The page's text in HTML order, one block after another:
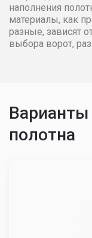
наполнения
материалы, как
разные, зависят
выбора ворот,
полотна